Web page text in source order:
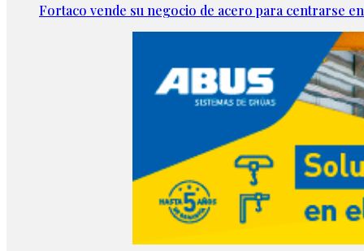
Fortaco vende su negocio de acero para centrarse